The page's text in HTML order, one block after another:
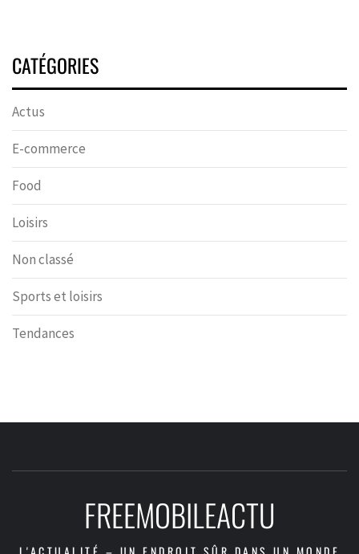
CATÉGORIES
Actus
E-commerce
Food
Loisirs
Non classé
Sports et loisirs
Tendances
FREEMOBILEACTU